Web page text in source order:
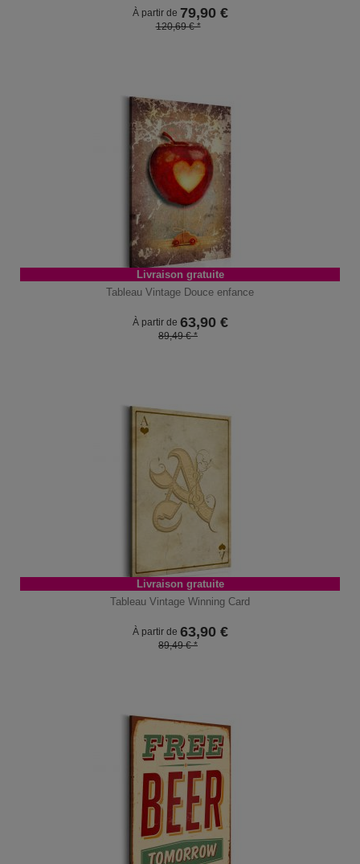
À partir de 79,90€
120,69 € *
Livraison gratuite
Tableau Vintage Douce enfance
À partir de 63,90€
89,49 € *
Livraison gratuite
Tableau Vintage Winning Card
À partir de 63,90€
89,49 € *